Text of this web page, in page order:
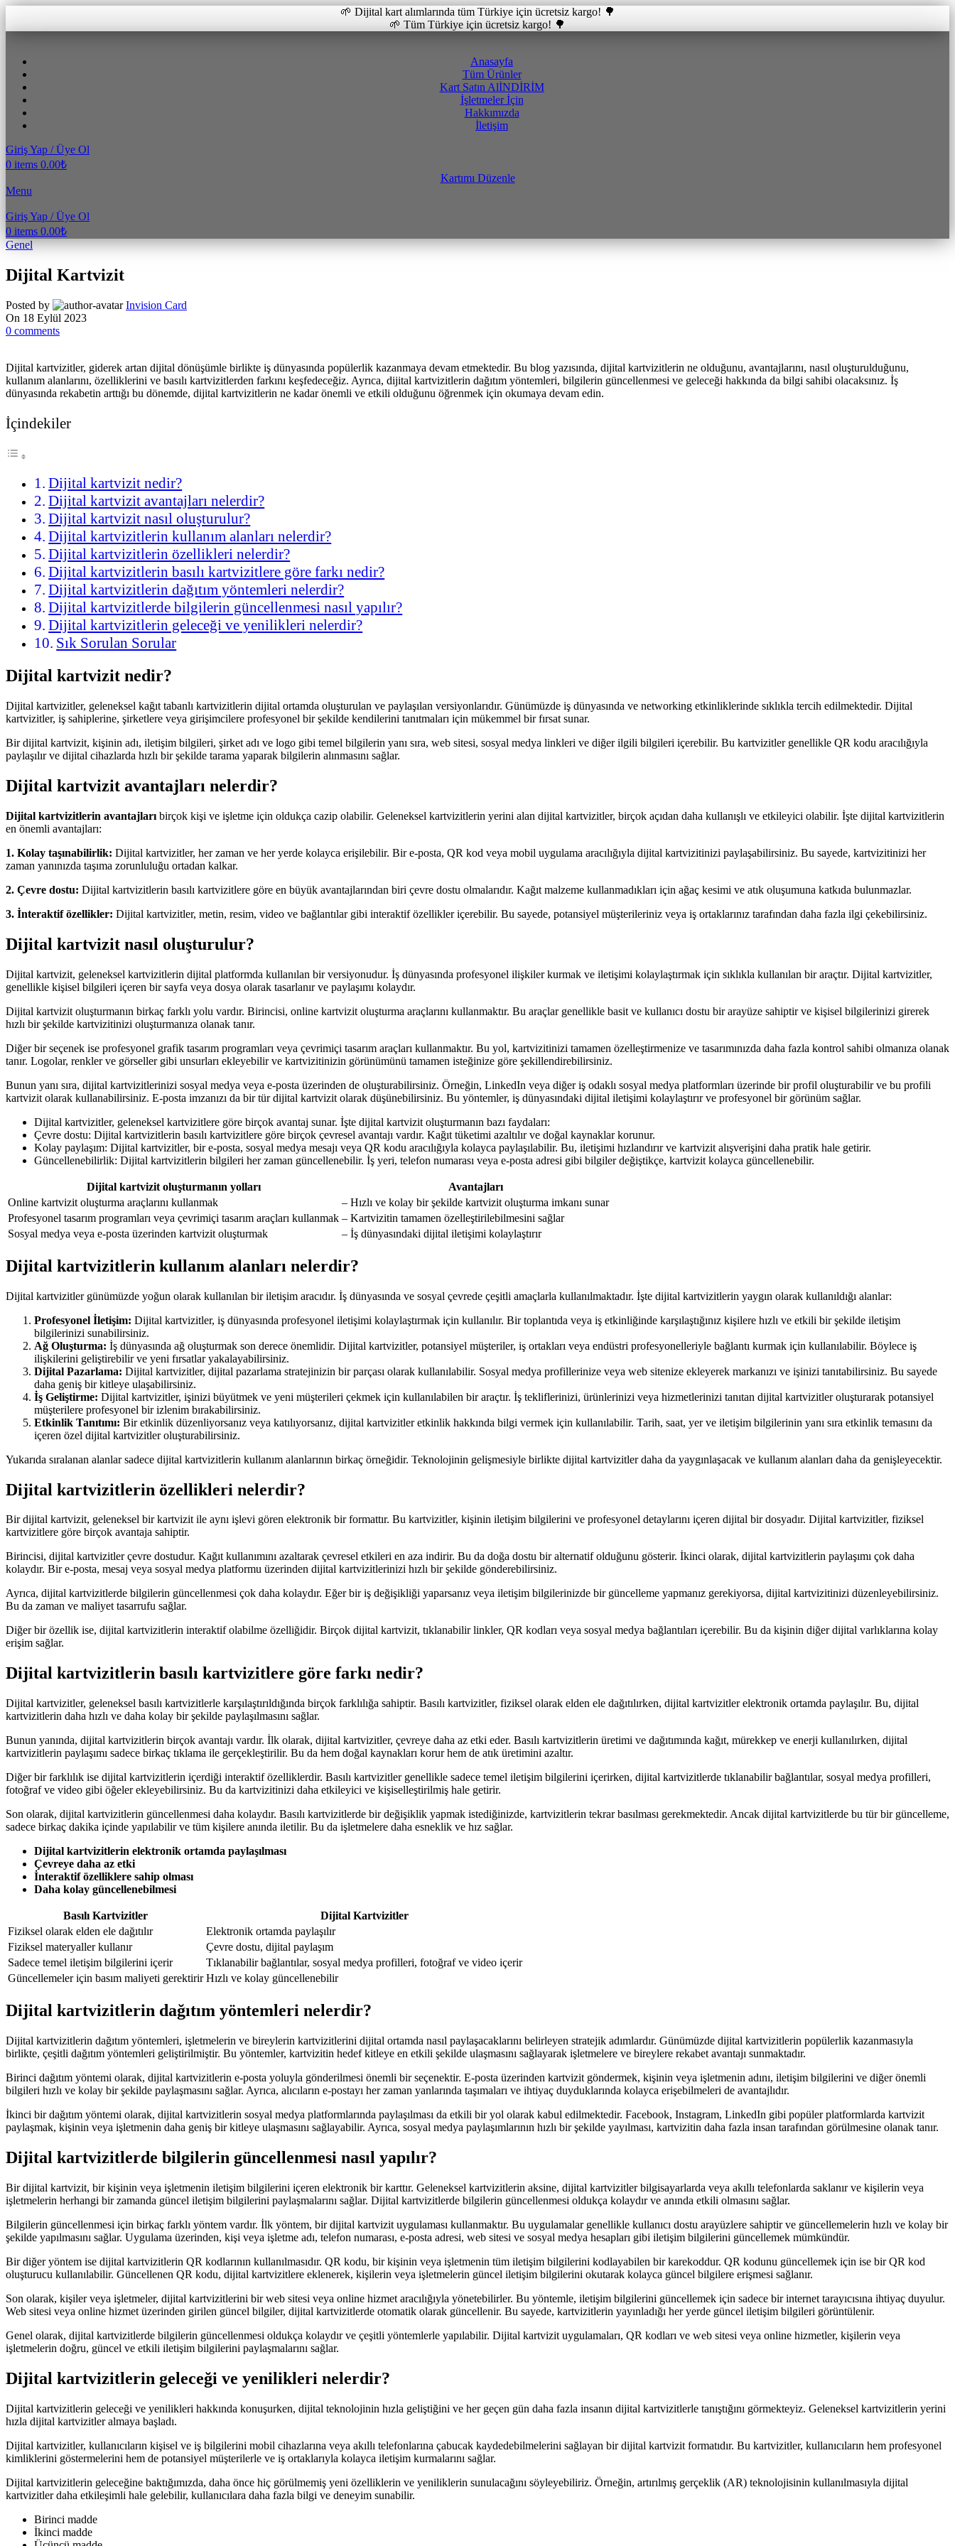
🌱 Dijital kart alımlarında tüm Türkiye için ücretsiz kargo! 🌳
🌱 Tüm Türkiye için ücretsiz kargo! 🌳
Anasayfa
Tüm Ürünler
Kart Satın AlİNDİRİM
İşletmeler İçin
Hakkımızda
İletişim
Giriş Yap / Üye Ol
0 items 0.00₺
Kartımı Düzenle
Menu
Giriş Yap / Üye Ol
0 items 0.00₺
Genel
Dijital Kartvizit
Posted by
Invision Card
On 18 Eylül 2023
0 comments
Dijital kartvizitler, giderek artan dijital dönüşümle birlikte iş dünyasında popülerlik kazanmaya devam etmektedir. Bu blog yazısında, dijital kartvizitlerin ne olduğunu, avantajlarını, nasıl oluşturulduğunu,
kullanım alanlarını, özelliklerini ve basılı kartvizitlerden farkını keşfedeceğiz. Ayrıca, dijital kartvizitlerin dağıtım yöntemleri, bilgilerin güncellenmesi ve geleceği hakkında da bilgi sahibi olacaksınız. İş
dünyasında rekabetin arttığı bu dönemde, dijital kartvizitlerin ne kadar önemli ve etkili olduğunu öğrenmek için okumaya devam edin.
İçindekiler
Dijital kartvizit nedir?
Dijital kartvizit avantajları nelerdir?
Dijital kartvizit nasıl oluşturulur?
Dijital kartvizitlerin kullanım alanları nelerdir?
Dijital kartvizitlerin özellikleri nelerdir?
Dijital kartvizitlerin basılı kartvizitlere göre farkı nedir?
Dijital kartvizitlerin dağıtım yöntemleri nelerdir?
Dijital kartvizitlerde bilgilerin güncellenmesi nasıl yapılır?
Dijital kartvizitlerin geleceği ve yenilikleri nelerdir?
Sık Sorulan Sorular
Dijital kartvizit nedir?
Dijital kartvizitler, geleneksel kağıt tabanlı kartvizitlerin dijital ortamda oluşturulan ve paylaşılan versiyonlarıdır. Günümüzde iş dünyasında ve networking etkinliklerinde sıklıkla tercih edilmektedir. Dijital
kartvizitler, iş sahiplerine, şirketlere veya girişimcilere profesyonel bir şekilde kendilerini tanıtmaları için mükemmel bir fırsat sunar.
Bir dijital kartvizit, kişinin adı, iletişim bilgileri, şirket adı ve logo gibi temel bilgilerin yanı sıra, web sitesi, sosyal medya linkleri ve diğer ilgili bilgileri içerebilir. Bu kartvizitler genellikle QR kodu aracılığıyla
paylaşılır ve dijital cihazlarda hızlı bir şekilde tarama yaparak bilgilerin alınmasını sağlar.
Dijital kartvizit avantajları nelerdir?
Dijital kartvizitlerin avantajları birçok kişi ve işletme için oldukça cazip olabilir. Geleneksel kartvizitlerin yerini alan dijital kartvizitler, birçok açıdan daha kullanışlı ve etkileyici olabilir. İşte dijital kartvizitlerin
en önemli avantajları:
1. Kolay taşınabilirlik: Dijital kartvizitler, her zaman ve her yerde kolayca erişilebilir. Bir e-posta, QR kod veya mobil uygulama aracılığıyla dijital kartvizitinizi paylaşabilirsiniz. Bu sayede, kartvizitinizi her
zaman yanınızda taşıma zorunluluğu ortadan kalkar.
2. Çevre dostu: Dijital kartvizitlerin basılı kartvizitlere göre en büyük avantajlarından biri çevre dostu olmalarıdır. Kağıt malzeme kullanmadıkları için ağaç kesimi ve atık oluşumuna katkıda bulunmazlar.
3. İnteraktif özellikler: Dijital kartvizitler, metin, resim, video ve bağlantılar gibi interaktif özellikler içerebilir. Bu sayede, potansiyel müşterileriniz veya iş ortaklarınız tarafından daha fazla ilgi çekebilirsiniz.
Dijital kartvizit nasıl oluşturulur?
Dijital kartvizit, geleneksel kartvizitlerin dijital platformda kullanılan bir versiyonudur. İş dünyasında profesyonel ilişkiler kurmak ve iletişimi kolaylaştırmak için sıklıkla kullanılan bir araçtır. Dijital kartvizitler,
genellikle kişisel bilgileri içeren bir sayfa veya dosya olarak tasarlanır ve paylaşımı kolaydır.
Dijital kartvizit oluşturmanın birkaç farklı yolu vardır. Birincisi, online kartvizit oluşturma araçlarını kullanmaktır. Bu araçlar genellikle basit ve kullanıcı dostu bir arayüze sahiptir ve kişisel bilgilerinizi girerek
hızlı bir şekilde kartvizitinizi oluşturmanıza olanak tanır.
Diğer bir seçenek ise profesyonel grafik tasarım programları veya çevrimiçi tasarım araçları kullanmaktır. Bu yol, kartvizitinizi tamamen özelleştirmenize ve tasarımınızda daha fazla kontrol sahibi olmanıza olanak
tanır. Logolar, renkler ve görseller gibi unsurları ekleyebilir ve kartvizitinizin görünümünü tamamen isteğinize göre şekillendirebilirsiniz.
Bunun yanı sıra, dijital kartvizitlerinizi sosyal medya veya e-posta üzerinden de oluşturabilirsiniz. Örneğin, LinkedIn veya diğer iş odaklı sosyal medya platformları üzerinde bir profil oluşturabilir ve bu profili
kartvizit olarak kullanabilirsiniz. E-posta imzanızı da bir tür dijital kartvizit olarak düşünebilirsiniz. Bu yöntemler, iş dünyasındaki dijital iletişimi kolaylaştırır ve profesyonel bir görünüm sağlar.
Dijital kartvizitler, geleneksel kartvizitlere göre birçok avantaj sunar. İşte dijital kartvizit oluşturmanın bazı faydaları:
Çevre dostu: Dijital kartvizitlerin basılı kartvizitlere göre birçok çevresel avantajı vardır. Kağıt tüketimi azaltılır ve doğal kaynaklar korunur.
Kolay paylaşım: Dijital kartvizitler, bir e-posta, sosyal medya mesajı veya QR kodu aracılığıyla kolayca paylaşılabilir. Bu, iletişimi hızlandırır ve kartvizit alışverişini daha pratik hale getirir.
Güncellenebilirlik: Dijital kartvizitlerin bilgileri her zaman güncellenebilir. İş yeri, telefon numarası veya e-posta adresi gibi bilgiler değiştikçe, kartvizit kolayca güncellenebilir.
Dijital kartvizit oluşturmanın yolları
Avantajları
Online kartvizit oluşturma araçlarını kullanmak
– Hızlı ve kolay bir şekilde kartvizit oluşturma imkanı sunar
Profesyonel tasarım programları veya çevrimiçi tasarım araçları kullanmak – Kartvizitin tamamen özelleştirilebilmesini sağlar
Sosyal medya veya e-posta üzerinden kartvizit oluşturmak
– İş dünyasındaki dijital iletişimi kolaylaştırır
Dijital kartvizitlerin kullanım alanları nelerdir?
Dijital kartvizitler günümüzde yoğun olarak kullanılan bir iletişim aracıdır. İş dünyasında ve sosyal çevrede çeşitli amaçlarla kullanılmaktadır. İşte dijital kartvizitlerin yaygın olarak kullanıldığı alanlar:
Profesyonel İletişim: Dijital kartvizitler, iş dünyasında profesyonel iletişimi kolaylaştırmak için kullanılır. Bir toplantıda veya iş etkinliğinde karşılaştığınız kişilere hızlı ve etkili bir şekilde iletişim
bilgilerinizi sunabilirsiniz.
Ağ Oluşturma: İş dünyasında ağ oluşturmak son derece önemlidir. Dijital kartvizitler, potansiyel müşteriler, iş ortakları veya endüstri profesyonelleriyle bağlantı kurmak için kullanılabilir. Böylece iş
ilişkilerini geliştirebilir ve yeni fırsatlar yakalayabilirsiniz.
Dijital Pazarlama: Dijital kartvizitler, dijital pazarlama stratejinizin bir parçası olarak kullanılabilir. Sosyal medya profillerinize veya web sitenize ekleyerek markanızı ve işinizi tanıtabilirsiniz. Bu sayede
daha geniş bir kitleye ulaşabilirsiniz.
İş Geliştirme: Dijital kartvizitler, işinizi büyütmek ve yeni müşterileri çekmek için kullanılabilen bir araçtır. İş tekliflerinizi, ürünlerinizi veya hizmetlerinizi tanıtan dijital kartvizitler oluşturarak potansiyel
müşterilere profesyonel bir izlenim bırakabilirsiniz.
Etkinlik Tanıtımı: Bir etkinlik düzenliyorsanız veya katılıyorsanız, dijital kartvizitler etkinlik hakkında bilgi vermek için kullanılabilir. Tarih, saat, yer ve iletişim bilgilerinin yanı sıra etkinlik temasını da
içeren özel dijital kartvizitler oluşturabilirsiniz.
Yukarıda sıralanan alanlar sadece dijital kartvizitlerin kullanım alanlarının birkaç örneğidir. Teknolojinin gelişmesiyle birlikte dijital kartvizitler daha da yaygınlaşacak ve kullanım alanları daha da genişleyecektir.
Dijital kartvizitlerin özellikleri nelerdir?
Bir dijital kartvizit, geleneksel bir kartvizit ile aynı işlevi gören elektronik bir formattır. Bu kartvizitler, kişinin iletişim bilgilerini ve profesyonel detaylarını içeren dijital bir dosyadır. Dijital kartvizitler, fiziksel
kartvizitlere göre birçok avantaja sahiptir.
Birincisi, dijital kartvizitler çevre dostudur. Kağıt kullanımını azaltarak çevresel etkileri en aza indirir. Bu da doğa dostu bir alternatif olduğunu gösterir. İkinci olarak, dijital kartvizitlerin paylaşımı çok daha
kolaydır. Bir e-posta, mesaj veya sosyal medya platformu üzerinden dijital kartvizitlerinizi hızlı bir şekilde gönderebilirsiniz.
Ayrıca, dijital kartvizitlerde bilgilerin güncellenmesi çok daha kolaydır. Eğer bir iş değişikliği yaparsanız veya iletişim bilgilerinizde bir güncelleme yapmanız gerekiyorsa, dijital kartvizitinizi düzenleyebilirsiniz.
Bu da zaman ve maliyet tasarrufu sağlar.
Diğer bir özellik ise, dijital kartvizitlerin interaktif olabilme özelliğidir. Birçok dijital kartvizit, tıklanabilir linkler, QR kodları veya sosyal medya bağlantıları içerebilir. Bu da kişinin diğer dijital varlıklarına kolay
erişim sağlar.
Dijital kartvizitlerin basılı kartvizitlere göre farkı nedir?
Dijital kartvizitler, geleneksel basılı kartvizitlerle karşılaştırıldığında birçok farklılığa sahiptir. Basılı kartvizitler, fiziksel olarak elden ele dağıtılırken, dijital kartvizitler elektronik ortamda paylaşılır. Bu, dijital
kartvizitlerin daha hızlı ve daha kolay bir şekilde paylaşılmasını sağlar.
Bunun yanında, dijital kartvizitlerin birçok avantajı vardır. İlk olarak, dijital kartvizitler, çevreye daha az etki eder. Basılı kartvizitlerin üretimi ve dağıtımında kağıt, mürekkep ve enerji kullanılırken, dijital
kartvizitlerin paylaşımı sadece birkaç tıklama ile gerçekleştirilir. Bu da hem doğal kaynakları korur hem de atık üretimini azaltır.
Diğer bir farklılık ise dijital kartvizitlerin içerdiği interaktif özelliklerdir. Basılı kartvizitler genellikle sadece temel iletişim bilgilerini içerirken, dijital kartvizitlerde tıklanabilir bağlantılar, sosyal medya profilleri,
fotoğraf ve video gibi öğeler ekleyebilirsiniz. Bu da kartvizitinizi daha etkileyici ve kişiselleştirilmiş hale getirir.
Son olarak, dijital kartvizitlerin güncellenmesi daha kolaydır. Basılı kartvizitlerde bir değişiklik yapmak istediğinizde, kartvizitlerin tekrar basılması gerekmektedir. Ancak dijital kartvizitlerde bu tür bir güncelleme,
sadece birkaç dakika içinde yapılabilir ve tüm kişilere anında iletilir. Bu da işletmelere daha esneklik ve hız sağlar.
Dijital kartvizitlerin elektronik ortamda paylaşılması
Çevreye daha az etki
İnteraktif özelliklere sahip olması
Daha kolay güncellenebilmesi
Basılı Kartvizitler
Dijital Kartvizitler
Fiziksel olarak elden ele dağıtılır
Elektronik ortamda paylaşılır
Fiziksel materyaller kullanır
Çevre dostu, dijital paylaşım
Sadece temel iletişim bilgilerini içerir
Tıklanabilir bağlantılar, sosyal medya profilleri, fotoğraf ve video içerir
Güncellemeler için basım maliyeti gerektirir Hızlı ve kolay güncellenebilir
Dijital kartvizitlerin dağıtım yöntemleri nelerdir?
Dijital kartvizitlerin dağıtım yöntemleri, işletmelerin ve bireylerin kartvizitlerini dijital ortamda nasıl paylaşacaklarını belirleyen stratejik adımlardır. Günümüzde dijital kartvizitlerin popülerlik kazanmasıyla
birlikte, çeşitli dağıtım yöntemleri geliştirilmiştir. Bu yöntemler, kartvizitin hedef kitleye en etkili şekilde ulaşmasını sağlayarak işletmelere ve bireylere rekabet avantajı sunmaktadır.
Birinci dağıtım yöntemi olarak, dijital kartvizitlerin e-posta yoluyla gönderilmesi önemli bir seçenektir. E-posta üzerinden kartvizit göndermek, kişinin veya işletmenin adını, iletişim bilgilerini ve diğer önemli
bilgileri hızlı ve kolay bir şekilde paylaşmasını sağlar. Ayrıca, alıcıların e-postayı her zaman yanlarında taşımaları ve ihtiyaç duyduklarında kolayca erişebilmeleri de avantajlıdır.
İkinci bir dağıtım yöntemi olarak, dijital kartvizitlerin sosyal medya platformlarında paylaşılması da etkili bir yol olarak kabul edilmektedir. Facebook, Instagram, LinkedIn gibi popüler platformlarda kartvizit
paylaşmak, kişinin veya işletmenin daha geniş bir kitleye ulaşmasını sağlayabilir. Ayrıca, sosyal medya paylaşımlarının hızlı bir şekilde yayılması, kartvizitin daha fazla insan tarafından görülmesine olanak tanır.
Dijital kartvizitlerde bilgilerin güncellenmesi nasıl yapılır?
Bir dijital kartvizit, bir kişinin veya işletmenin iletişim bilgilerini içeren elektronik bir karttır. Geleneksel kartvizitlerin aksine, dijital kartvizitler bilgisayarlarda veya akıllı telefonlarda saklanır ve kişilerin veya
işletmelerin herhangi bir zamanda güncel iletişim bilgilerini paylaşmalarını sağlar. Dijital kartvizitlerde bilgilerin güncellenmesi oldukça kolaydır ve anında etkili olmasını sağlar.
Bilgilerin güncellenmesi için birkaç farklı yöntem vardır. İlk yöntem, bir dijital kartvizit uygulaması kullanmaktır. Bu uygulamalar genellikle kullanıcı dostu arayüzlere sahiptir ve güncellemelerin hızlı ve kolay bir
şekilde yapılmasını sağlar. Uygulama üzerinden, kişi veya işletme adı, telefon numarası, e-posta adresi, web sitesi ve sosyal medya hesapları gibi iletişim bilgilerini güncellemek mümkündür.
Bir diğer yöntem ise dijital kartvizitlerin QR kodlarının kullanılmasıdır. QR kodu, bir kişinin veya işletmenin tüm iletişim bilgilerini kodlayabilen bir karekoddur. QR kodunu güncellemek için ise bir QR kod
oluşturucu kullanılabilir. Güncellenen QR kodu, dijital kartvizitlere eklenerek, kişilerin veya işletmelerin güncel iletişim bilgilerini okutarak kolayca güncel bilgilere erişmesi sağlanır.
Son olarak, kişiler veya işletmeler, dijital kartvizitlerini bir web sitesi veya online hizmet aracılığıyla yönetebilirler. Bu yöntemle, iletişim bilgilerini güncellemek için sadece bir internet tarayıcısına ihtiyaç duyulur.
Web sitesi veya online hizmet üzerinden girilen güncel bilgiler, dijital kartvizitlerde otomatik olarak güncellenir. Bu sayede, kartvizitlerin yayınladığı her yerde güncel iletişim bilgileri görüntülenir.
Genel olarak, dijital kartvizitlerde bilgilerin güncellenmesi oldukça kolaydır ve çeşitli yöntemlerle yapılabilir. Dijital kartvizit uygulamaları, QR kodları ve web sitesi veya online hizmetler, kişilerin veya
işletmelerin doğru, güncel ve etkili iletişim bilgilerini paylaşmalarını sağlar.
Dijital kartvizitlerin geleceği ve yenilikleri nelerdir?
Dijital kartvizitlerin geleceği ve yenilikleri hakkında konuşurken, dijital teknolojinin hızla geliştiğini ve her geçen gün daha fazla insanın dijital kartvizitlerle tanıştığını görmekteyiz. Geleneksel kartvizitlerin yerini
hızla dijital kartvizitler almaya başladı.
Dijital kartvizitler, kullanıcıların kişisel ve iş bilgilerini mobil cihazlarına veya akıllı telefonlarına çabucak kaydedebilmelerini sağlayan bir dijital kartvizit formatıdır. Bu kartvizitler, kullanıcıların hem profesyonel
kimliklerini göstermelerini hem de potansiyel müşterilerle ve iş ortaklarıyla kolayca iletişim kurmalarını sağlar.
Dijital kartvizitlerin geleceğine baktığımızda, daha önce hiç görülmemiş yeni özelliklerin ve yeniliklerin sunulacağını söyleyebiliriz. Örneğin, artırılmış gerçeklik (AR) teknolojisinin kullanılmasıyla dijital
kartvizitler daha etkileşimli hale gelebilir, kullanıcılara daha fazla bilgi ve deneyim sunabilir.
Birinci madde
İkinci madde